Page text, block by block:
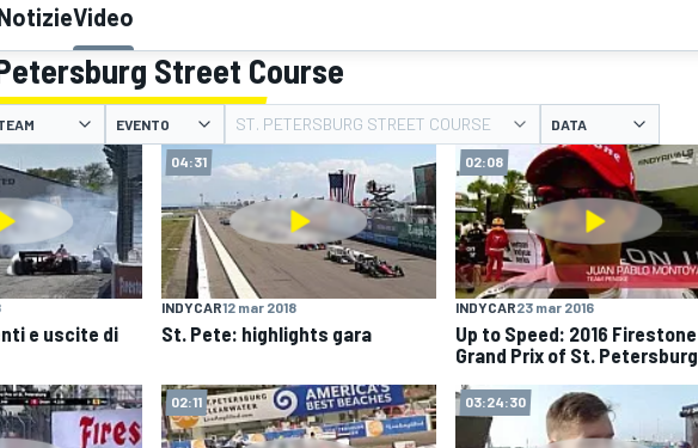
Video
Street Course
EVENTO ST. PETERSBURG STREET COURSE DATA
e uscite di
04:31
INDYCAR12 mar 2018
St. Pete: highlights gara
02:08
INDYCAR23 mar 2016
Up to Speed: 2016 Firestone
Grand Prix of St. Petersburg
02:11 03:24:30